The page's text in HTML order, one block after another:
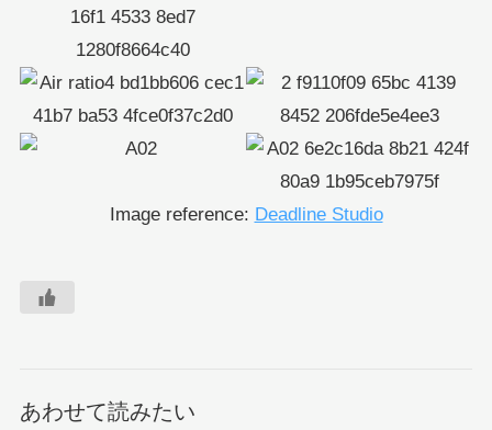
Image reference: Deadline Studio
あわせて読みたい